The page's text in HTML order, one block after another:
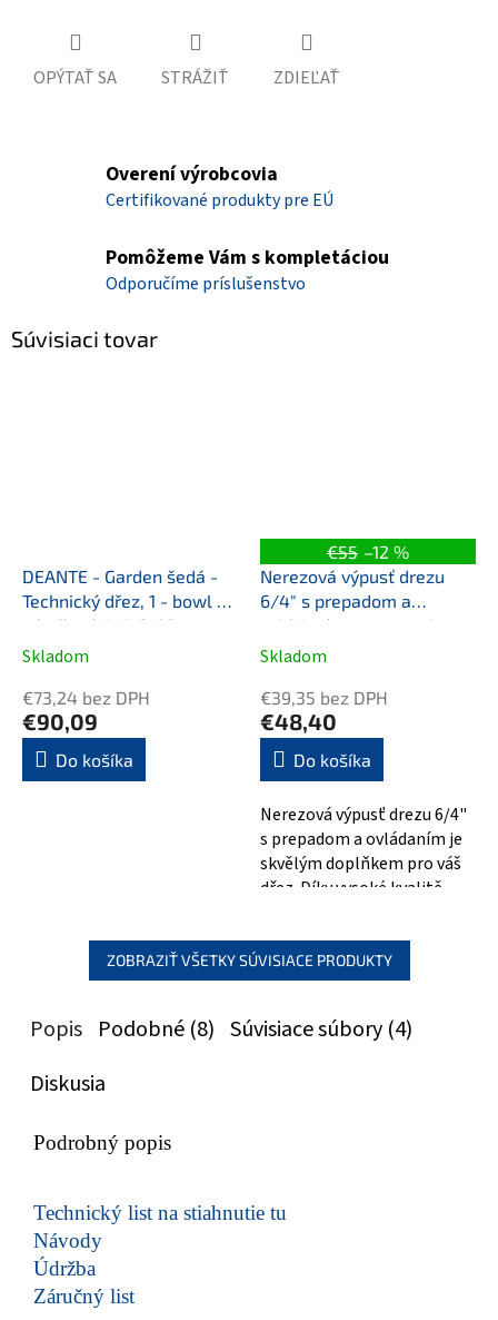
OPÝTAŤ SA STRÁŽIŤ ZDIEĽAŤ
Overení výrobcovia
Certifikované produkty pre EÚ
Pomôžeme Vám s kompletáciou
Odporučíme príslušenstvo
Súvisiaci tovar
DEANTE - Garden šedá -
Technický dřez, 1 - bowl -
nástěnný ZYT_310B
Skladom
€73,24 bez DPH
€90,09
Do košíka
€55 –12 %
Nerezová výpusť drezu
6/4" s prepadom a
ovládaním, gun metal
Skladom
€39,35 bez DPH
€48,40
Do košíka
Nerezová výpusť drezu 6/4"
s prepadom a ovládaním je
skvělým doplňkem pro váš
dřez. Díky vysoké kvalitě
ZOBRAZIŤ VŠETKY SÚVISIACE PRODUKTY
Popis Podobné (8) Súvisiace súbory (4)
Diskusia
Podrobný popis
Technický list na stiahnutie tu
Návody
Údržba
Záručný list